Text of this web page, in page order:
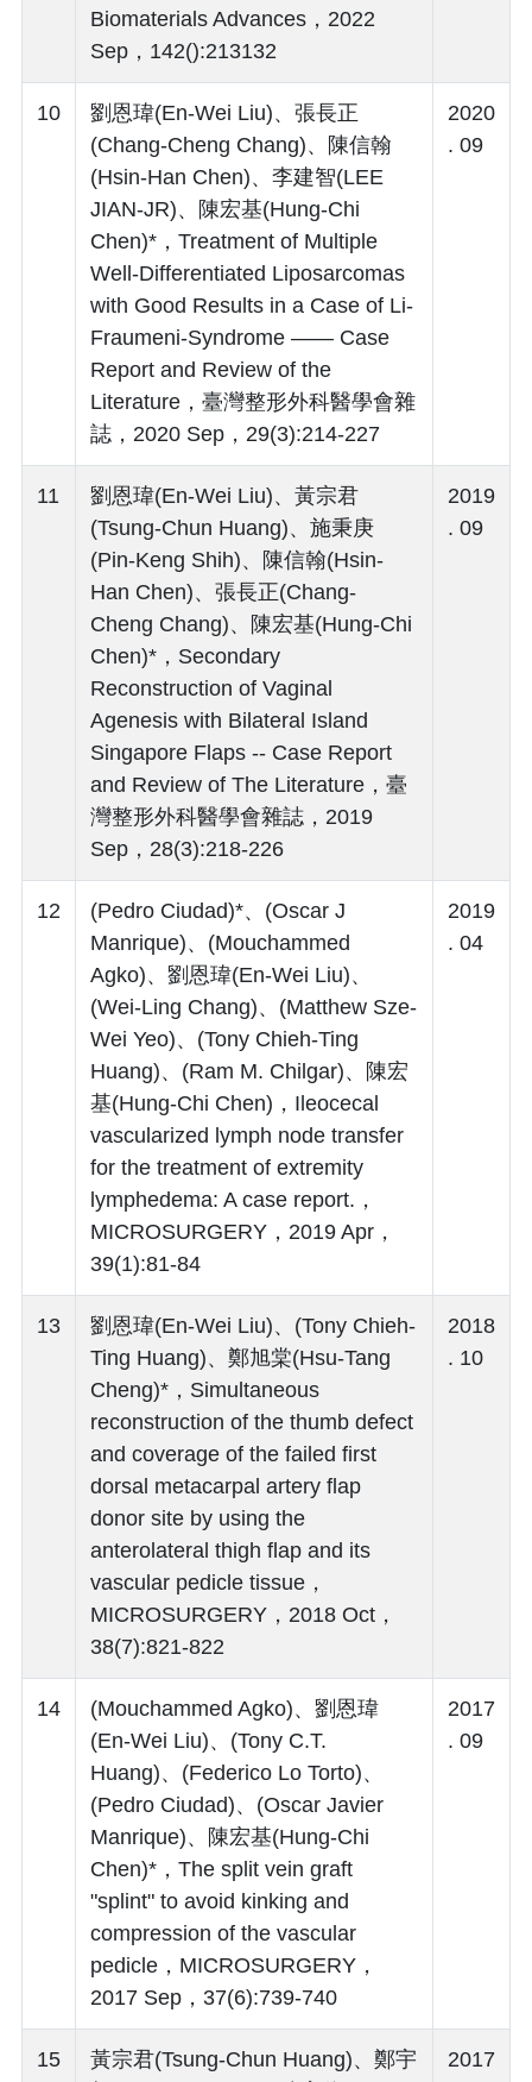
Biomaterials Advances，2022
Sep，142():213132
10
劉恩瑋(En-Wei Liu)、張長正
(Chang-Cheng Chang)、陳信翰
(Hsin-Han Chen)、李建智(LEE
JIAN-JR)、陳宏基(Hung-Chi
Chen)*，Treatment of Multiple
Well-Differentiated Liposarcomas
with Good Results in a Case of Li-
Fraumeni-Syndrome ―― Case
Report and Review of the
Literature，臺灣整形外科醫學會雜
誌，2020 Sep，29(3):214-227
2020
. 09
11
劉恩瑋(En-Wei Liu)、黃宗君
(Tsung-Chun Huang)、施秉庚
(Pin-Keng Shih)、陳信翰(Hsin-
Han Chen)、張長正(Chang-
Cheng Chang)、陳宏基(Hung-Chi
Chen)*，Secondary
Reconstruction of Vaginal
Agenesis with Bilateral Island
Singapore Flaps -- Case Report
and Review of The Literature，臺
灣整形外科醫學會雜誌，2019
Sep，28(3):218-226
2019
. 09
12
(Pedro Ciudad)*、(Oscar J
Manrique)、(Mouchammed
Agko)、劉恩瑋(En-Wei Liu)、
(Wei-Ling Chang)、(Matthew Sze-
Wei Yeo)、(Tony Chieh-Ting
Huang)、(Ram M. Chilgar)、陳宏
基(Hung-Chi Chen)，Ileocecal
vascularized lymph node transfer
for the treatment of extremity
lymphedema: A case report.，
MICROSURGERY，2019 Apr，
39(1):81-84
2019
. 04
13
劉恩瑋(En-Wei Liu)、(Tony Chieh-
Ting Huang)、鄭旭棠(Hsu-Tang
Cheng)*，Simultaneous
reconstruction of the thumb defect
and coverage of the failed first
dorsal metacarpal artery flap
donor site by using the
anterolateral thigh flap and its
vascular pedicle tissue，
MICROSURGERY，2018 Oct，
38(7):821-822
2018
. 10
14
(Mouchammed Agko)、劉恩瑋
(En-Wei Liu)、(Tony C.T.
Huang)、(Federico Lo Torto)、
(Pedro Ciudad)、(Oscar Javier
Manrique)、陳宏基(Hung-Chi
Chen)*，The split vein graft
"splint" to avoid kinking and
compression of the vascular
pedicle，MICROSURGERY，
2017 Sep，37(6):739-740
2017
. 09
15
黃宗君(Tsung-Chun Huang)、鄭宇
2017